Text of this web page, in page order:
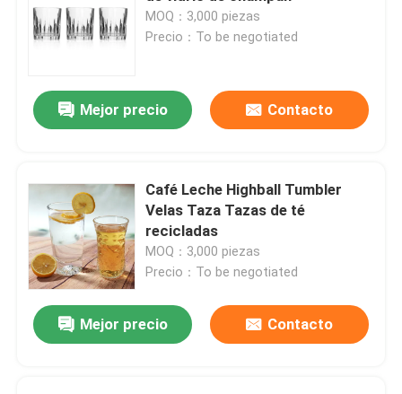
MOQ：3,000 piezas
Precio：To be negotiated
Mejor precio Contacto
Café Leche Highball Tumbler
Velas Taza Tazas de té
recicladas
MOQ：3,000 piezas
Precio：To be negotiated
Mejor precio Contacto